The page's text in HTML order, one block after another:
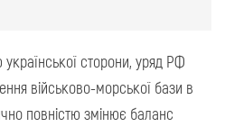
сторони, уряд РФ
військово-морської бази в
повністю змінює баланс